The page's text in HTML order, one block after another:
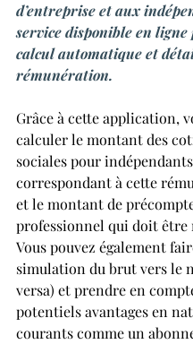
d’entreprise et aux
service disponible en
calcul automatique et
rémunération.
Grâce à cette application,
calculer le montant des
sociales pour indépendants
correspondant à cette
et le montant de
professionnel qui doit être
Vous pouvez également
simulation du brut vers le
versa) et prendre en
potentiels avantages en
courants comme un